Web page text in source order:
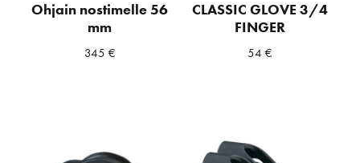
Ohjain nostimelle 56
mm
345 €
CLASSIC GLOVE 3/4
FINGER
54€